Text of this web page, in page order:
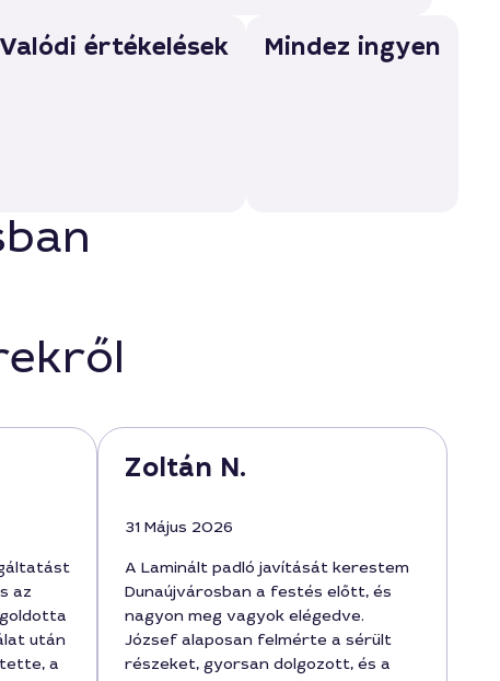
Valódi értékelések Mindez ingyen
az
után
a
Zoltán N.
31 Május 2026
A Laminált padló javítását kerestem
Dunaújvárosban a festés előtt, és
nagyon meg vagyok elégedve.
József alaposan felmérte a sérült
részeket, gyorsan dolgozott, és a